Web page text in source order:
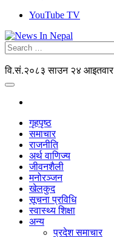
YouTube TV
वि.सं.२०८३ साउन २४ आइतवार
गृहपृष्ठ
समाचार
राजनीति
अर्थ वाणिज्य
जीवनशैली
मनोरञ्जन
खेलकुद
सूचना प्रविधि
स्वास्थ्य शिक्षा
अन्य
प्रदेश समाचार